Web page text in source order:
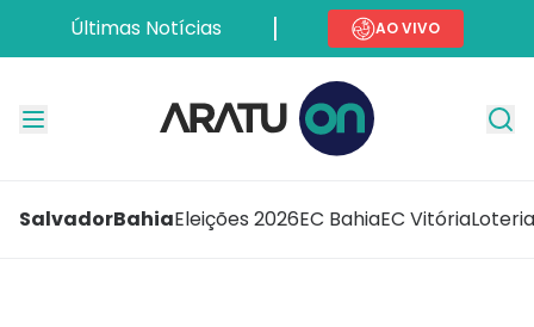
Últimas Notícias AO VIVO
SalvadorBahiaEleições 2026EC BahiaEC Vitória